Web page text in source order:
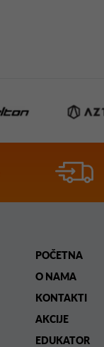
POČETNA
O NAMA
KONTAKTI
AKCIJE
EDUKATOR